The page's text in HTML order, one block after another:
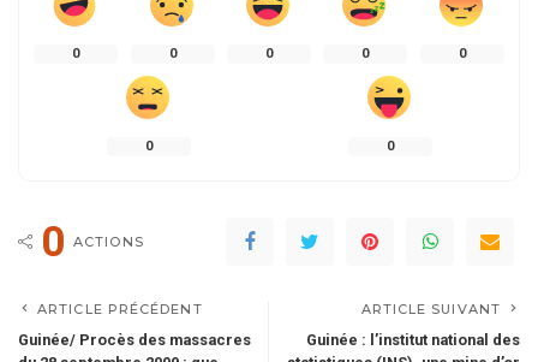
0 0 0 0 0
0 0
0 ACTIONS
ARTICLE PRÉCÉDENT
Guinée/ Procès des massacres
ARTICLE SUIVANT
Guinée : l’institut national des